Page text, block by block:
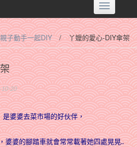
Toggle
navigation
子動手一起DIY / 丫嬤的愛心-DIY傘架
20
婆婆去菜市場的好伙伴，
婆婆的腳踏車就會常常載著她四處晃晃..